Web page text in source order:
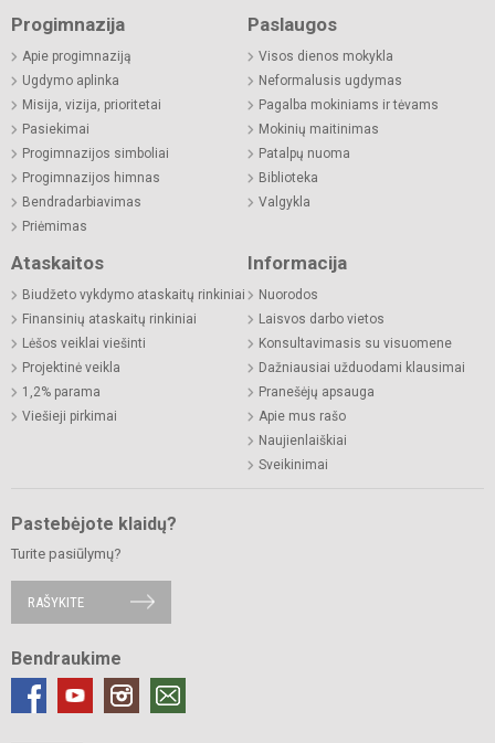
Progimnazija
Apie progimnaziją
Ugdymo aplinka
Misija, vizija, prioritetai
Pasiekimai
Progimnazijos simboliai
Progimnazijos himnas
Bendradarbiavimas
Priėmimas
Paslaugos
Visos dienos mokykla
Neformalusis ugdymas
Pagalba mokiniams ir tėvams
Mokinių maitinimas
Patalpų nuoma
Biblioteka
Valgykla
Ataskaitos
Biudžeto vykdymo ataskaitų rinkiniai
Finansinių ataskaitų rinkiniai
Lėšos veiklai viešinti
Projektinė veikla
1,2% parama
Viešieji pirkimai
Informacija
Nuorodos
Laisvos darbo vietos
Konsultavimasis su visuomene
Dažniausiai užduodami klausimai
Pranešėjų apsauga
Apie mus rašo
Naujienlaiškiai
Sveikinimai
Pastebėjote klaidų?
Turite pasiūlymų?
RAŠYKITE
Bendraukime